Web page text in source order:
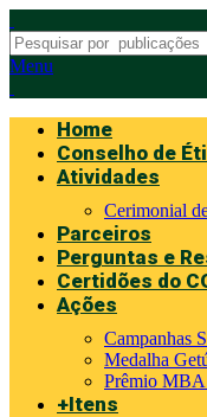
Menu
Home
Conselho de
Atividades
Cerimonial
Parceiros
Perguntas e
Certidões do
Ações
Campanhas
Medalha
Prêmio MBA
+Itens